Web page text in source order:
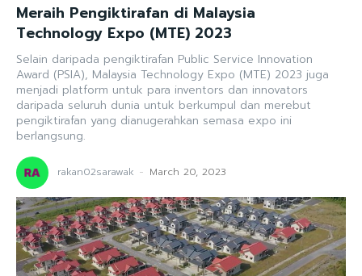
Meraih Pengiktirafan di Malaysia
Technology Expo (MTE) 2023
Selain daripada pengiktirafan Public Service Innovation
Award (PSIA), Malaysia Technology Expo (MTE) 2023 juga
menjadi platform untuk para inventors dan innovators
daripada seluruh dunia untuk berkumpul dan merebut
pengiktirafan yang dianugerahkan semasa expo ini
berlangsung.
rakan02sarawak - March 20, 2023